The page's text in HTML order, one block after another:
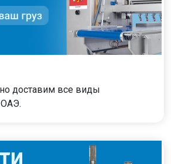
доставим все виды